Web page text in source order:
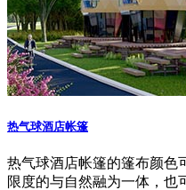
热气球酒店帐篷
热气球酒店帐篷的篷布颜色
限度的与自然融为一体，也